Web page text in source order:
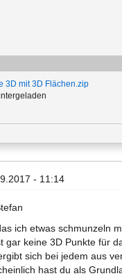
3D mit 3D Flächen.zip
- 11:14
ich etwas schmunzeln
gar keine 3D Punkte für
sich bei jedem aus
hast du als